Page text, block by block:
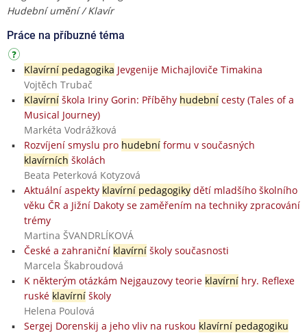
Hudební umění / Klavír
Práce na příbuzné téma
Klavírní pedagogika Jevgenije Michajloviče Timakina
Vojtěch Trubač
Klavírníškola Iriny Gorin: Příběhy hudebnícesty (Tales of a
Musical Journey)
Markéta Vodrážková
Rozvíjení smyslu pro hudebníformu v současných
klavírních školách
Beata Peterková Kotyzová
Aktuální aspekty klavírní pedagogikydětí mladšího školního
věku ČR a Jižní Dakoty se zaměřením na techniky zpracování
trémy
Martina ŠVANDRLÍKOVÁ
České a zahraniční klavírníškoly současnosti
Marcela Škabroudová
K některým otázkám Nejgauzovy teorie klavírníhry. Reflexe
ruské klavírníškoly
Helena Poulová
Sergej Dorenskij a jeho vliv na ruskou klavírní pedagogiku